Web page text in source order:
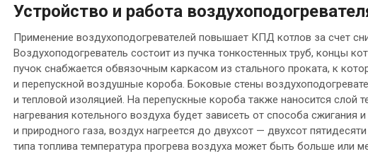
Устройство и работа
Применение воздухоподогревателей повышает КПД котлов за счет
Воздухоподогреватель состоит из пучка тонкостенных труб, концы
пучок снабжается обвязочным каркасом из стального проката, к
и перепускной воздушные короба. Боковые стены
и тепловой изоляцией. На перепускные короба также наносится слой
нагревания котельного воздуха будет зависеть от способа сжигания
и природного газа, воздух нагреется до двухсот — двухсот
типа топлива температура прогрева воздуха может быть больше или